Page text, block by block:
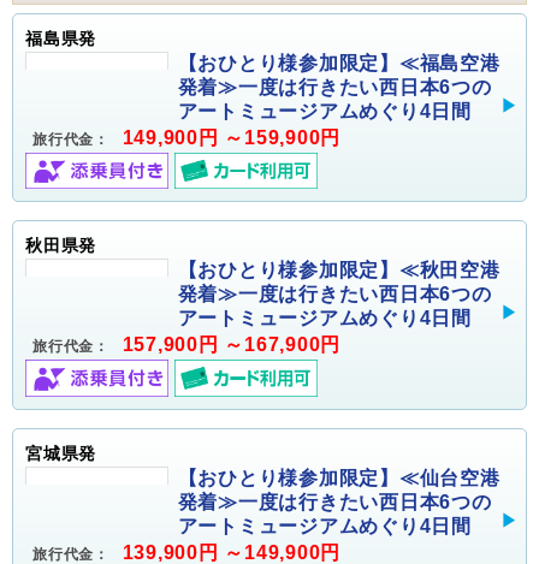
福島県発
【おひとり様参加限定】≪福島空港
発着≫一度は行きたい西日本6つの
アートミュージアムめぐり4日間
旅行代金： 149,900円 ～159,900円
秋田県発
【おひとり様参加限定】≪秋田空港
発着≫一度は行きたい西日本6つの
アートミュージアムめぐり4日間
旅行代金： 157,900円 ～167,900円
宮城県発
【おひとり様参加限定】≪仙台空港
発着≫一度は行きたい西日本6つの
アートミュージアムめぐり4日間
旅行代金： 139,900円 ～149,900円